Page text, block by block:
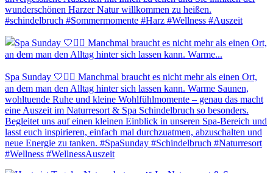
wunderschönen Harzer Natur willkommen zu heißen.
#schindelbruch #Sommermomente #Harz #Wellness #Auszeit
Spa Sunday 🤍💆‍♀️ Manchmal braucht es nicht mehr als einen Ort,
an dem man den Alltag hinter sich lassen kann. Warme Saunen,
wohltuende Ruhe und kleine Wohlfühlmomente – genau das macht
eine Auszeit im Naturresort & Spa Schindelbruch so besonders.
Begleitet uns auf einen kleinen Einblick in unseren Spa-Bereich und
lasst euch inspirieren, einfach mal durchzuatmen, abzuschalten und
neue Energie zu tanken. #SpaSunday #Schindelbruch #Naturresort
#Wellness #WellnessAuszeit